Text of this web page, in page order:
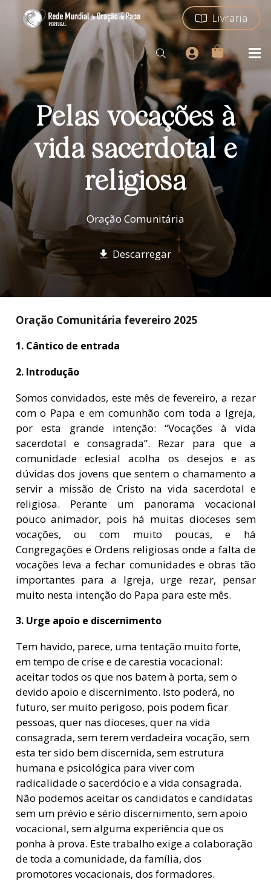
Livraria
Pelas vocações à
vida sacerdotal e
religiosa
Oração Comunitária
Descarregar
Oração Comunitária fevereiro 2025
1. Cântico de entrada
2. Introdução
Somos convidados, este mês de fevereiro, a rezar
com o Papa e em comunhão com toda a Igreja,
por esta grande intenção: “Vocações à vida
sacerdotal e consagrada”. Rezar para que a
comunidade eclesial acolha os desejos e as
dúvidas dos jovens que sentem o chamamento a
servir a missão de Cristo na vida sacerdotal e
religiosa. Perante um panorama vocacional
pouco animador, pois há muitas dioceses sem
vocações, ou com muito poucas, e há
Congregações e Ordens religiosas onde a falta de
vocações leva a fechar comunidades e obras tão
importantes para a Igreja, urge rezar, pensar
muito nesta intenção do Papa para este mês.
3. Urge apoio e discernimento
Tem havido, parece, uma tentação muito forte,
em tempo de crise e de carestia vocacional:
aceitar todos os que nos batem à porta, sem o
devido apoio e discernimento. Isto poderá, no
futuro, ser muito perigoso, pois podem ficar
pessoas, quer nas dioceses, quer na vida
consagrada, sem terem verdadeira vocação, sem
esta ter sido bem discernida, sem estrutura
humana e psicológica para viver com
radicalidade o sacerdócio e a vida consagrada.
Não podemos aceitar os candidatos e candidatas
sem um prévio e sério discernimento, sem apoio
vocacional, sem alguma experiência que os
ponha à prova. Este trabalho exige a colaboração
de toda a comunidade, da família, dos
promotores vocacionais, dos formadores.